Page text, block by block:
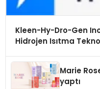
Kleen-Hy-Dro-Gen
Hidrojen Isıtma
Marie
yaptı